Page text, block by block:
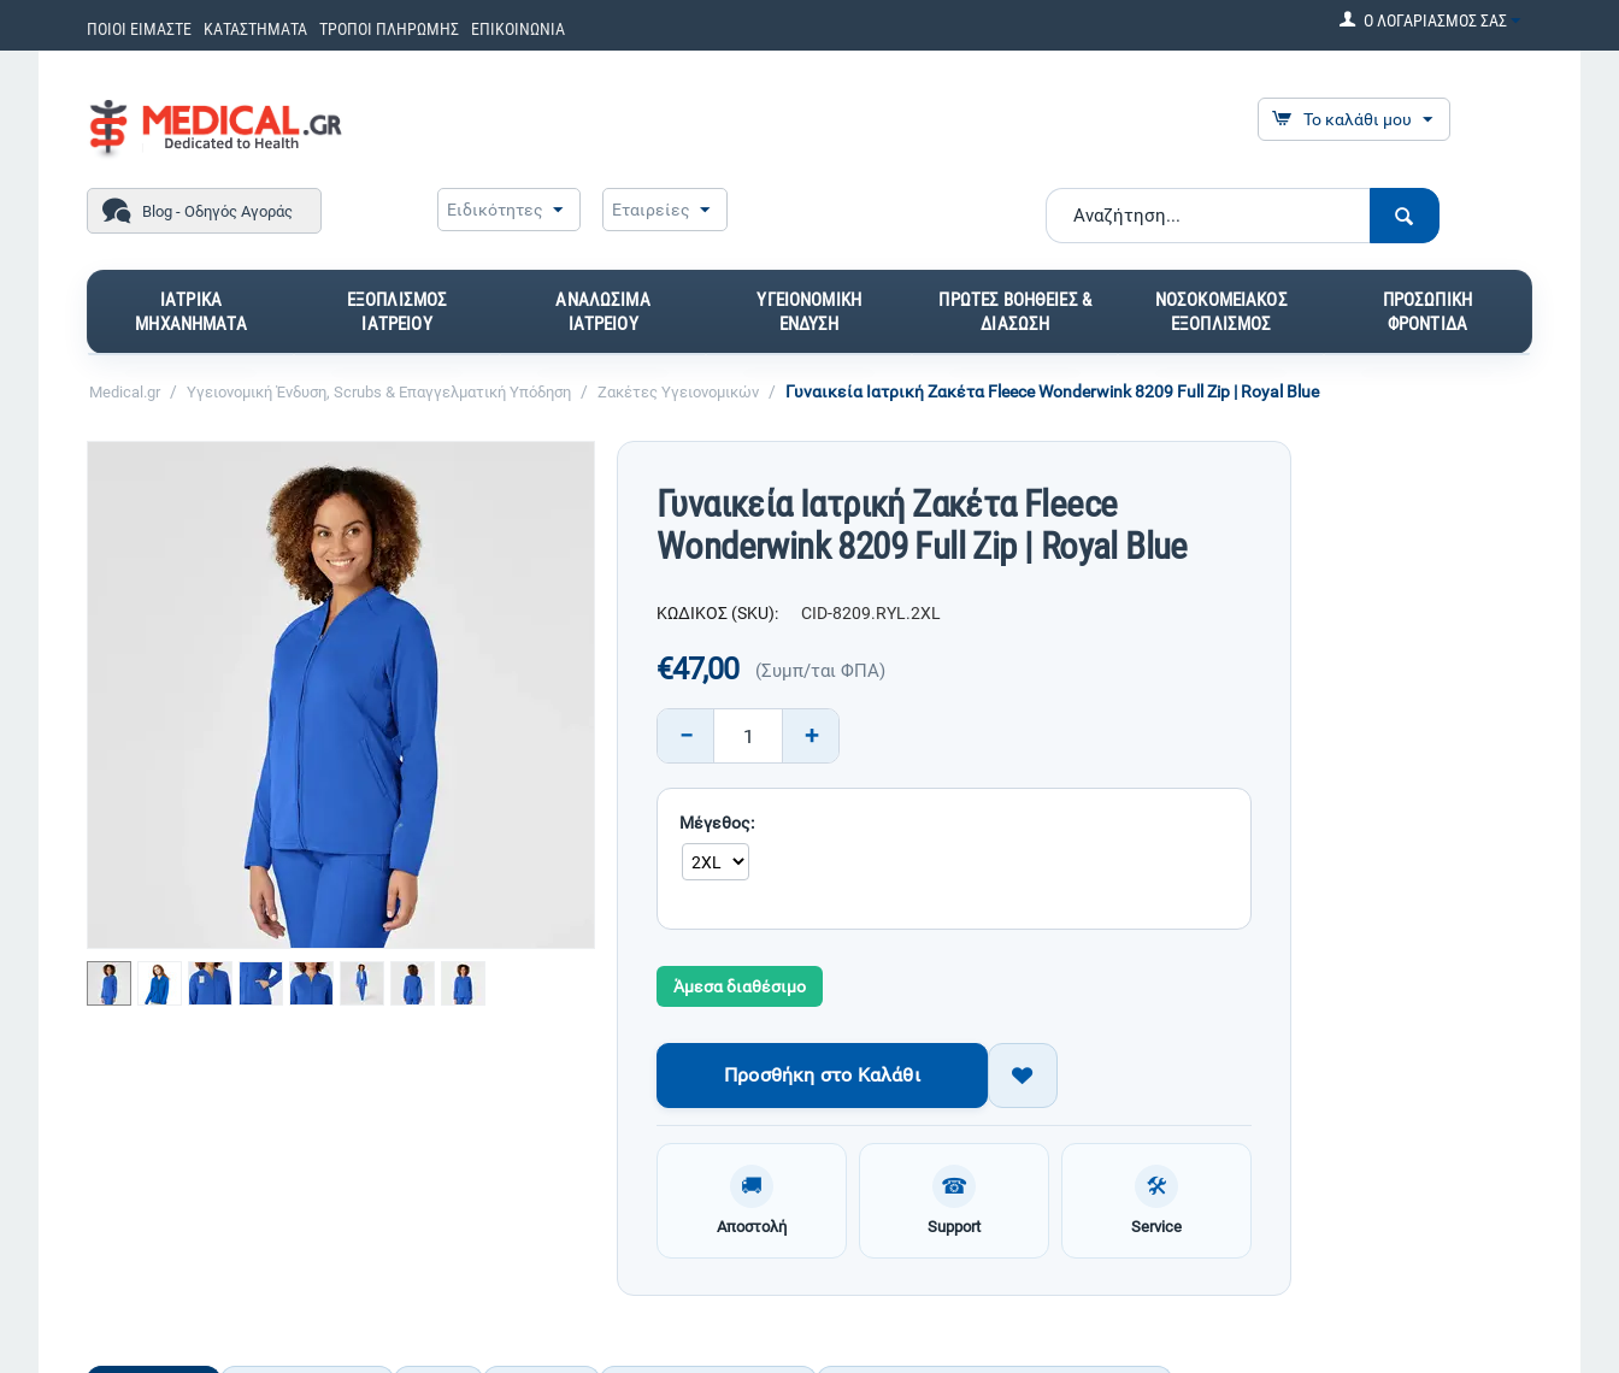
ΠΟΙΟΙ ΕΙΜΑΣΤΕ ΚΑΤΑΣΤΗΜΑΤΑ ΤΡΟΠΟΙ ΠΛΗΡΩΜΗΣ ΕΠΙΚΟΙΝΩΝΙΑ Ο ΛΟΓΑΡΙΑΣΜΟΣ ΣΑΣ
Το καλάθι μου
Blog - Οδηγός Αγοράς Ειδικότητες Εταιρείες
ΙΑΤΡΙΚΑ
ΜΗΧΑΝΗΜΑΤΑ
ΕΞΟΠΛΙΣΜΟΣ
ΙΑΤΡΕΙΟΥ
ΑΝΑΛΩΣΙΜΑ
ΙΑΤΡΕΙΟΥ
ΥΓΕΙΟΝΟΜΙΚΗ
ΕΝΔΥΣΗ
ΠΡΩΤΕΣ ΒΟΗΘΕΙΕΣ &
ΔΙΑΣΩΣΗ
ΝΟΣΟΚΟΜΕΙΑΚΟΣ
ΕΞΟΠΛΙΣΜΟΣ
ΠΡΟΣΩΠΙΚΗ
ΦΡΟΝΤΙΔΑ
Medical.gr / Υγειονομική Ένδυση, Scrubs & Επαγγελματική Υπόδηση / Ζακέτες Υγειονομικών / Γυναικεία Ιατρική Ζακέτα Fleece Wonderwink 8209 Full Zip | Royal Blue
Γυναικεία Ιατρική Ζακέτα Fleece
Wonderwink 8209 Full Zip | Royal Blue
ΚΩΔΙΚΟΣ (SKU): CID-8209.RYL.2XL
€47,00 (Συμπ/ται ΦΠΑ)
+
−
Μέγεθος:
Άμεσα διαθέσιμο
Προσθήκη στο Καλάθι
🚚
Αποστολή
☎
Support
🛠
Service